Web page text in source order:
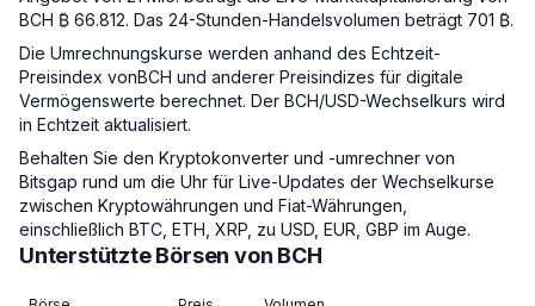
BCH ₿ 66.812. Das 24-Stunden-Handelsvolumen beträgt 701 ₿.
Die Umrechnungskurse werden anhand des Echtzeit-
Preisindex vonBCH und anderer Preisindizes für digitale
Vermögenswerte berechnet. Der BCH/USD-Wechselkurs wird
in Echtzeit aktualisiert.
Behalten Sie den Kryptokonverter und -umrechner von
Bitsgap rund um die Uhr für Live-Updates der Wechselkurse
zwischen Kryptowährungen und Fiat-Währungen,
einschließlich BTC, ETH, XRP, zu USD, EUR, GBP im Auge.
Unterstützte Börsen von BCH